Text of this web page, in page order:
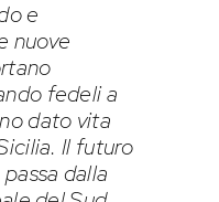
e
nuove
fedeli a
dato vita
Il futuro
dalla